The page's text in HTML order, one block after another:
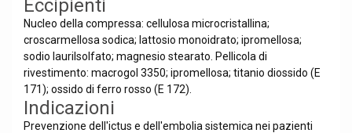
Eccipienti
Nucleo della compressa: cellulosa microcristallina;
croscarmellosa sodica; lattosio monoidrato; ipromellosa;
sodio laurilsolfato; magnesio stearato. Pellicola di
rivestimento: macrogol 3350; ipromellosa; titanio diossido (E
171); ossido di ferro rosso (E 172).
Indicazioni
Prevenzione dell'ictus e dell'embolia sistemica nei pazienti